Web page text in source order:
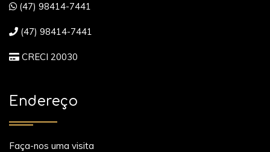
(47) 98414-7441
(47) 98414-7441
CRECI 20030
Endereço
Faça-nos uma visita